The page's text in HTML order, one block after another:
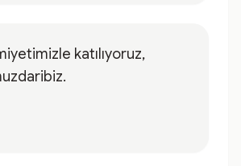
katılıyoruz,